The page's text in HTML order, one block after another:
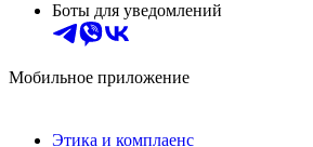
Боты для уведомлений
Мобильное приложение
Этика и комплаенс